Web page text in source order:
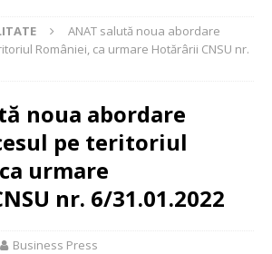
ANAT salută noua abordare
României, ca urmare Hotărârii CNSU nr.
noua abordare
pe teritoriul
urmare
nr. 6/31.01.2022
Business Press